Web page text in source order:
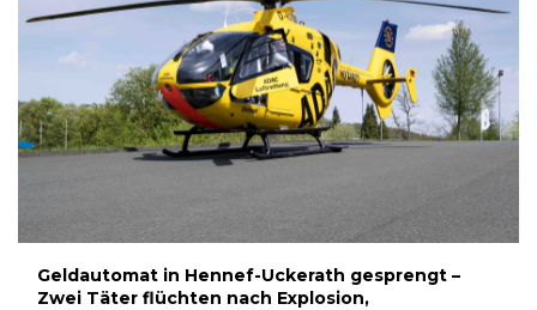
Geldautomat in Hennef-Uckerath gesprengt –
Zwei Täter flüchten nach Explosion,